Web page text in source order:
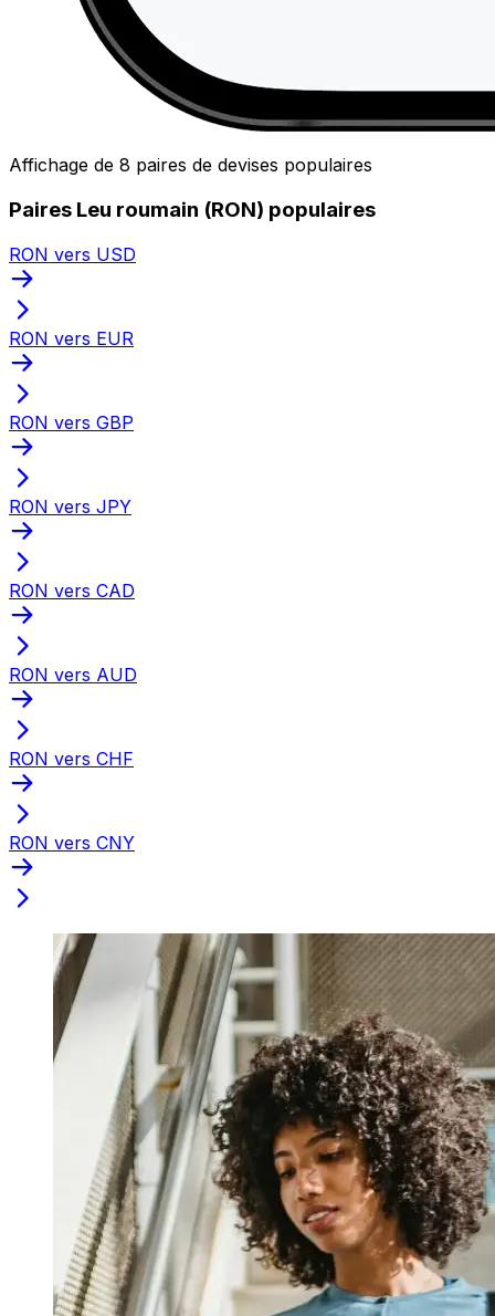
Affichage de 8 paires de devises populaires
Paires Leu roumain (RON) populaires
RON vers USD
RON vers EUR
RON vers GBP
RON vers JPY
RON vers CAD
RON vers AUD
RON vers CHF
RON vers CNY